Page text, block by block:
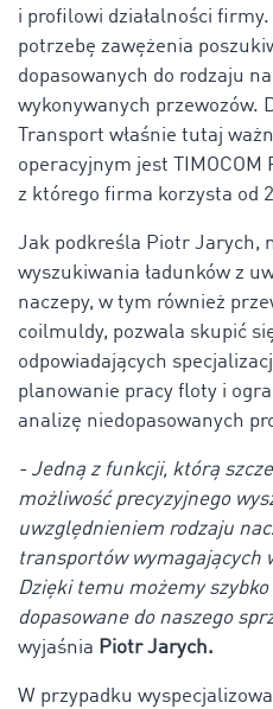
i profilowi działalności
potrzebę zawężenia
dopasowanych do rodzaju
wykonywanych przewozów.
Transport właśnie tutaj
operacyjnym jest TIMOCOM
z którego firma korzysta od
Jak podkreśla Piotr Jarych,
wyszukiwania ładunków z
naczepy, w tym również
coilmuldy, pozwala skupić
odpowiadających
planowanie pracy floty i
analizę niedopasowanych
- Jedną z funkcji, którą
możliwość precyzyjnego
uwzględnieniem rodzaju
transportów wymagających
Dzięki temu możemy
dopasowane do naszego
wyjaśnia Piotr Jarych.
W przypadku